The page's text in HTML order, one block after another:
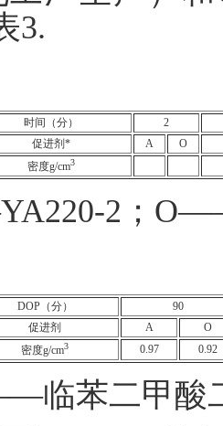
3.
时间（分）
2
促进剂*
A
O
密度g/cm3
2；
DOP（分）
90
促进剂
A
O
密度g/cm3 0.97 0.92
临苯二甲酸